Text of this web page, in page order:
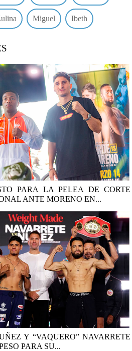
Miguel Ibeth
PARA LA PELEA DE CORTE
ANTE MORENO EN...
Y “VAQUERO” NAVARRETE
PARA SU...